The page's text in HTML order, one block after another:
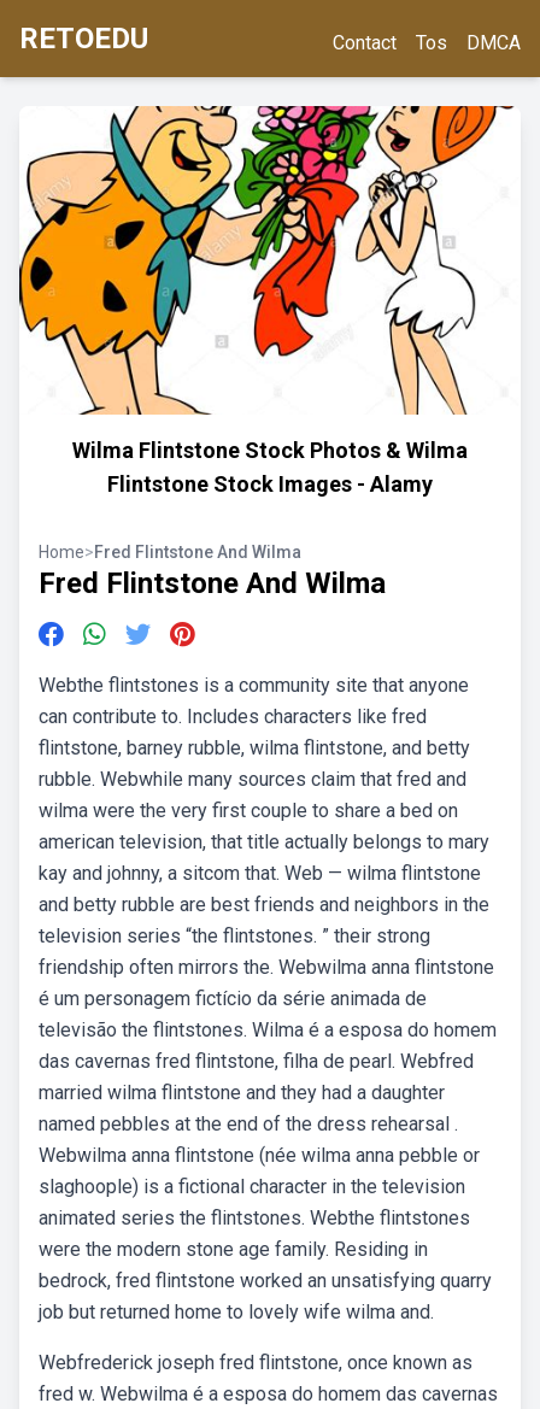
RETOEDU Contact Tos DMCA
Wilma Flintstone Stock Photos & Wilma
Flintstone Stock Images - Alamy
Home>Fred Flintstone And Wilma
Fred Flintstone And Wilma
Webthe flintstones is a community site that anyone
can contribute to. Includes characters like fred
flintstone, barney rubble, wilma flintstone, and betty
rubble. Webwhile many sources claim that fred and
wilma were the very first couple to share a bed on
american television, that title actually belongs to mary
kay and johnny, a sitcom that. Web — wilma flintstone
and betty rubble are best friends and neighbors in the
television series “the flintstones. ” their strong
friendship often mirrors the. Webwilma anna flintstone
é um personagem fictício da série animada de
televisão the flintstones. Wilma é a esposa do homem
das cavernas fred flintstone, filha de pearl. Webfred
married wilma flintstone and they had a daughter
named pebbles at the end of the dress rehearsal .
Webwilma anna flintstone (née wilma anna pebble or
slaghoople) is a fictional character in the television
animated series the flintstones. Webthe flintstones
were the modern stone age family. Residing in
bedrock, fred flintstone worked an unsatisfying quarry
job but returned home to lovely wife wilma and.
Webfrederick joseph fred flintstone, once known as
fred w. Webwilma é a esposa do homem das cavernas